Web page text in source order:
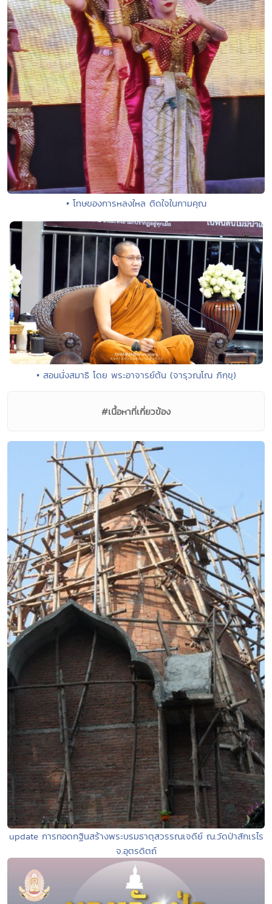
• โทษของการหลงใหล ติดใจในกามคุณ
• สอนนั่งสมาธิ โดย พระอาจารย์ต้น (จารุวณฺโณ ภิกฺขุ)
#เนื้อหาที่เกี่ยวข้อง
update การทอดกฐินสร้างพระบรมธาตุสวรรณเจดีย์ ณ.วัดป่าสักเรไร
จ.อุตรดิตถ์